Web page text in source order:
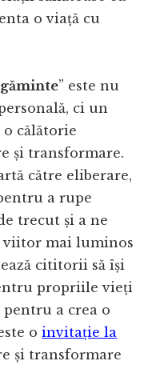
o viață cu
” este nu
ci un
călătorie
și transformare.
către eliberare,
a rupe
trecut și a ne
viitor mai luminos
cititorii să își
propriile vieți
pentru a crea o
oinvitație la
și transformare